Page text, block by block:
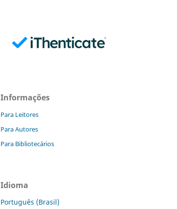
Informações
Para Leitores
Para Autores
Para Bibliotecários
Idioma
Português (Brasil)